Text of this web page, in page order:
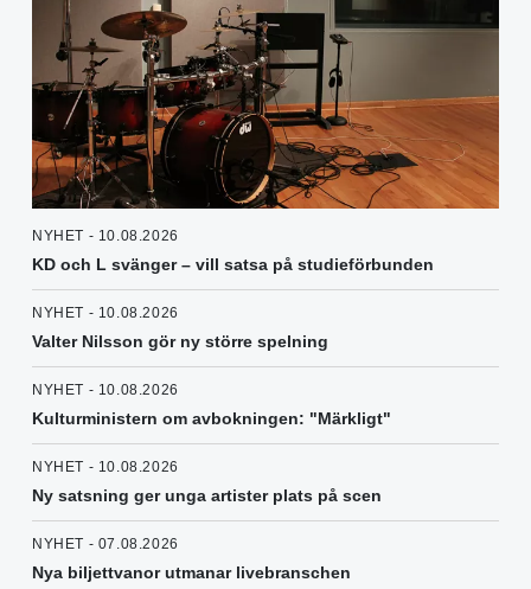
NYHET - 10.08.2026
KD och L svänger – vill satsa på studieförbunden
NYHET - 10.08.2026
Valter Nilsson gör ny större spelning
NYHET - 10.08.2026
Kulturministern om avbokningen: "Märkligt"
NYHET - 10.08.2026
Ny satsning ger unga artister plats på scen
NYHET - 07.08.2026
Nya biljettvanor utmanar livebranschen